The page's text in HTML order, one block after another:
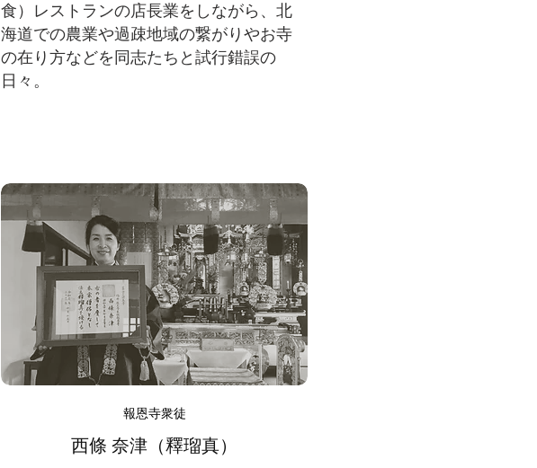
食）レストランの店長業をしながら、北
海道での農業や過疎地域の繋がりやお寺
の在り方などを同志たちと試行錯誤の
日々。
報恩寺衆徒
西條 奈津（釋瑠真）